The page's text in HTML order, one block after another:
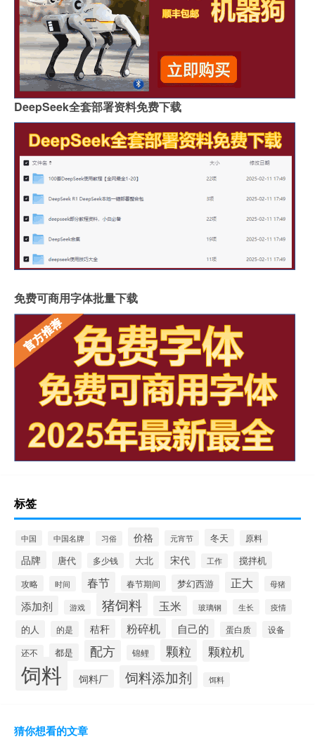
DeepSeek全套部署资料免费下载
免费可商用字体批量下载
标签
中国 中国名牌 习俗 价格 元宵节 冬天 原料
品牌 唐代 多少钱 大北 宋代 工作 搅拌机
攻略 时间 春节 春节期间 梦幻西游 正大 母猪
添加剂 游戏 猪饲料 玉米 玻璃钢 生长 疫情
的人 的是 秸秆 粉碎机 自己的 蛋白质 设备
还不 都是 配方 锦鲤 颗粒 颗粒机
饲料 饲料厂 饲料添加剂 饵料
猜你想看的文章